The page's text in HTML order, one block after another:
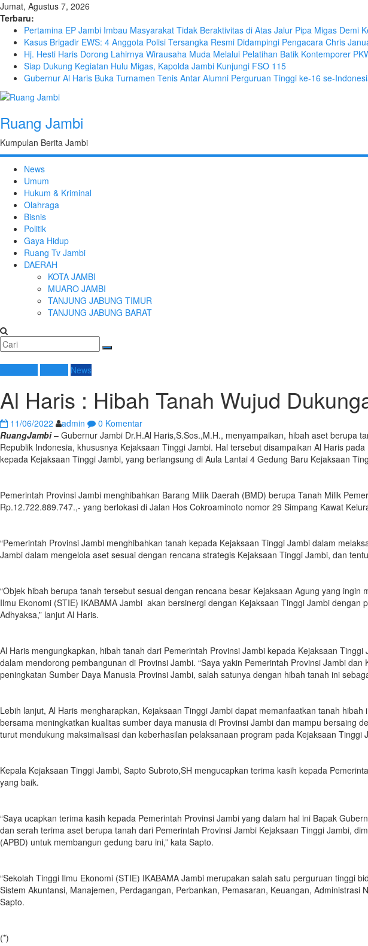
Jumat, Agustus 7, 2026
Terbaru:
Pertamina EP Jambi Imbau Masyarakat Tidak Beraktivitas di Atas Jalur Pipa Migas Demi
Kasus Brigadir EWS: 4 Anggota Polisi Tersangka Resmi Didampingi Pengacara Chris
Hj. Hesti Haris Dorong Lahirnya Wirausaha Muda Melalui Pelatihan Batik Kontemporer
Siap Dukung Kegiatan Hulu Migas, Kapolda Jambi Kunjungi FSO 115
Gubernur Al Haris Buka Turnamen Tenis Antar Alumni Perguruan Tinggi ke-16 se-
Ruang Jambi
Kumpulan Berita Jambi
News
Umum
Hukum & Kriminal
Olahraga
Bisnis
Politik
Gaya Hidup
Ruang Tv Jambi
DAERAH
KOTA JAMBI
MUARO JAMBI
TANJUNG JABUNG TIMUR
TANJUNG JABUNG BARAT
News
Al Haris : Hibah Tanah Wujud
11/06/2022 admin
0 Komentar
RuangJambi– Gubernur Jambi Dr.H.Al Haris,S.Sos.,M.H., menyampaikan, hibah aset berupa
Republik Indonesia, khususnya Kejaksaan Tinggi Jambi. Hal tersebut disampaikan Al Haris
kepada Kejaksaan Tinggi Jambi, yang berlangsung di Aula Lantai 4 Gedung Baru Kejaksaan
Pemerintah Provinsi Jambi menghibahkan Barang Milik Daerah (BMD) berupa Tanah Milik
Rp.12.722.889.747.,- yang berlokasi di Jalan Hos Cokroaminoto nomor 29 Simpang Kawat
“Pemerintah Provinsi Jambi menghibahkan tanah kepada Kejaksaan Tinggi Jambi dalam
Jambi dalam mengelola aset sesuai dengan rencana strategis Kejaksaan Tinggi Jambi, dan
“Objek hibah berupa tanah tersebut sesuai dengan rencana besar Kejaksaan Agung yang
Ilmu Ekonomi (STIE) IKABAMA Jambi akan bersinergi dengan Kejaksaan Tinggi Jambi
Adhyaksa,” lanjut Al Haris.
Al Haris mengungkapkan, hibah tanah dari Pemerintah Provinsi Jambi kepada Kejaksaan
dalam mendorong pembangunan di Provinsi Jambi. “Saya yakin Pemerintah Provinsi Jambi
peningkatan Sumber Daya Manusia Provinsi Jambi, salah satunya dengan hibah tanah ini
Lebih lanjut, Al Haris mengharapkan, Kejaksaan Tinggi Jambi dapat memanfaatkan tanah
bersama meningkatkan kualitas sumber daya manusia di Provinsi Jambi dan mampu bersaing
turut mendukung maksimalisasi dan keberhasilan pelaksanaan program pada Kejaksaan Tinggi
Kepala Kejaksaan Tinggi Jambi, Sapto Subroto,SH mengucapkan terima kasih kepada
yang baik.
“Saya ucapkan terima kasih kepada Pemerintah Provinsi Jambi yang dalam hal ini Bapak
dan serah terima aset berupa tanah dari Pemerintah Provinsi Jambi Kejaksaan Tinggi Jambi,
(APBD) untuk membangun gedung baru ini,” kata Sapto.
“Sekolah Tinggi Ilmu Ekonomi (STIE) IKABAMA Jambi merupakan salah satu perguruan
Sistem Akuntansi, Manajemen, Perdagangan, Perbankan, Pemasaran, Keuangan,
Sapto.
(*)